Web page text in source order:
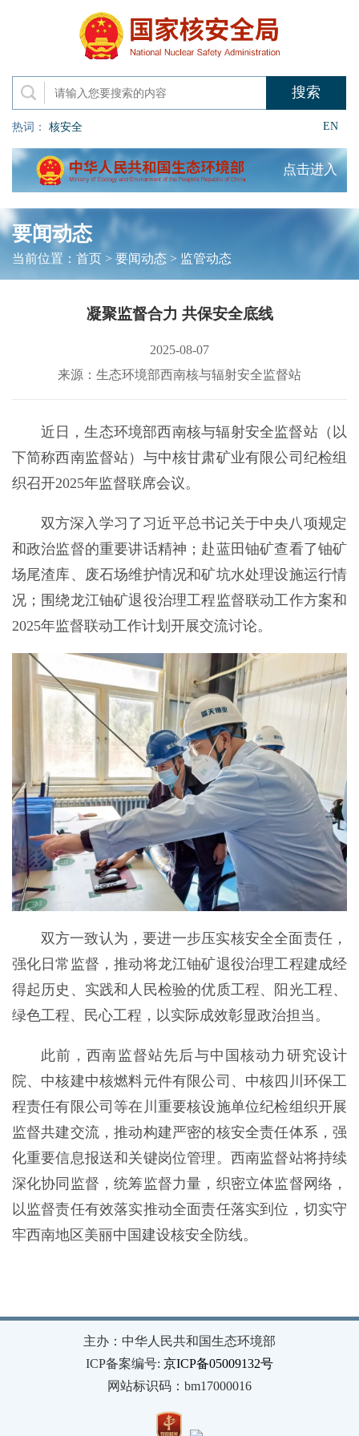
热词： 核安全 EN
点击进入
要闻动态
当前位置： 首页> 要闻动态 > 监管动态
凝聚监督合力 共保安全底线
2025-08-07
来源：生态环境部西南核与辐射安全监督站
近日，生态环境部西南核与辐射安全监督站（以
下简称西南监督站）与中核甘肃矿业有限公司纪检组
织召开2025年监督联席会议。
双方深入学习了习近平总书记关于中央八项规定
和政治监督的重要讲话精神；赴蓝田铀矿查看了铀矿
场尾渣库、废石场维护情况和矿坑水处理设施运行情
况；围绕龙江铀矿退役治理工程监督联动工作方案和
2025年监督联动工作计划开展交流讨论。
双方一致认为，要进一步压实核安全全面责任，
强化日常监督，推动将龙江铀矿退役治理工程建成经
得起历史、实践和人民检验的优质工程、阳光工程、
绿色工程、民心工程，以实际成效彰显政治担当。
此前，西南监督站先后与中国核动力研究设计
院、中核建中核燃料元件有限公司、中核四川环保工
程责任有限公司等在川重要核设施单位纪检组织开展
监督共建交流，推动构建严密的核安全责任体系，强
化重要信息报送和关键岗位管理。西南监督站将持续
深化协同监督，统筹监督力量，织密立体监督网络，
以监督责任有效落实推动全面责任落实到位，切实守
牢西南地区美丽中国建设核安全防线。
主办：中华人民共和国生态环境部
ICP备案编号: 京ICP备05009132号
网站标识码：bm17000016